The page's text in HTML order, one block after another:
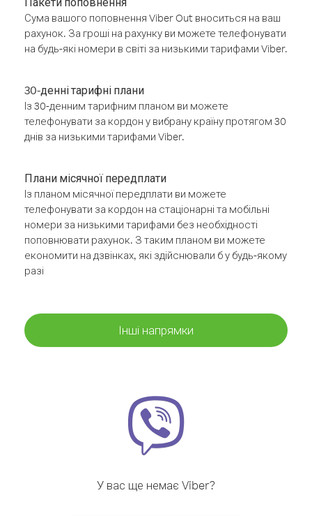
Сума вашого поповнення Viber Out вноситься на ваш
рахунок. За гроші на рахунку ви можете телефонувати
на будь-які номери в світі за низькими тарифами Viber.
30-денні тарифні плани
Із 30-денним тарифним планом ви можете
телефонувати за кордон у вибрану країну протягом 30
днів за низькими тарифами Viber.
Плани місячної передплати
Із планом місячної передплати ви можете
телефонувати за кордон на стаціонарні та мобільні
номери за низькими тарифами без необхідності
поповнювати рахунок. З таким планом ви можете
економити на дзвінках, які здійснювали б у будь-якому
разі
Інші напрямки
У вас ще немає Viber?